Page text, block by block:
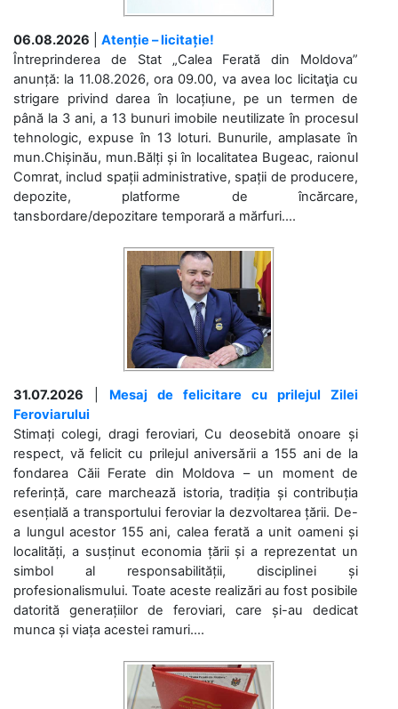
06.08.2026
Atenție – licitație!
Întreprinderea de Stat „Calea Ferată din Moldova”
anunță: la 11.08.2026, ora 09.00, va avea loc licitaţia cu
strigare privind darea în locațiune, pe un termen de
până la 3 ani, a 13 bunuri imobile neutilizate în procesul
tehnologic, expuse în 13 loturi. Bunurile, amplasate în
mun.Chișinău, mun.Bălți și în localitatea Bugeac, raionul
Comrat, includ spații administrative, spații de producere,
depozite, platforme de încărcare,
tansbordare/depozitare temporară a mărfuri....
31.07.2026
Mesaj de felicitare cu prilejul Zilei
Feroviarului
Stimați colegi, dragi feroviari, Cu deosebită onoare și
respect, vă felicit cu prilejul aniversării a 155 ani de la
fondarea Căii Ferate din Moldova – un moment de
referință, care marchează istoria, tradiția și contribuția
esențială a transportului feroviar la dezvoltarea țării. De-
a lungul acestor 155 ani, calea ferată a unit oameni și
localități, a susținut economia țării și a reprezentat un
simbol al responsabilității, disciplinei și
profesionalismului. Toate aceste realizări au fost posibile
datorită generațiilor de feroviari, care și-au dedicat
munca și viața acestei ramuri....